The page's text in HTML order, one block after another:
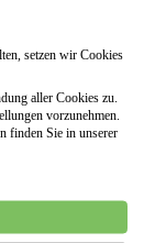
können diese
Gläubigern
des
und dem
setzen wir Cookies
aller Cookies zu.
vorzunehmen.
finden Sie in unserer